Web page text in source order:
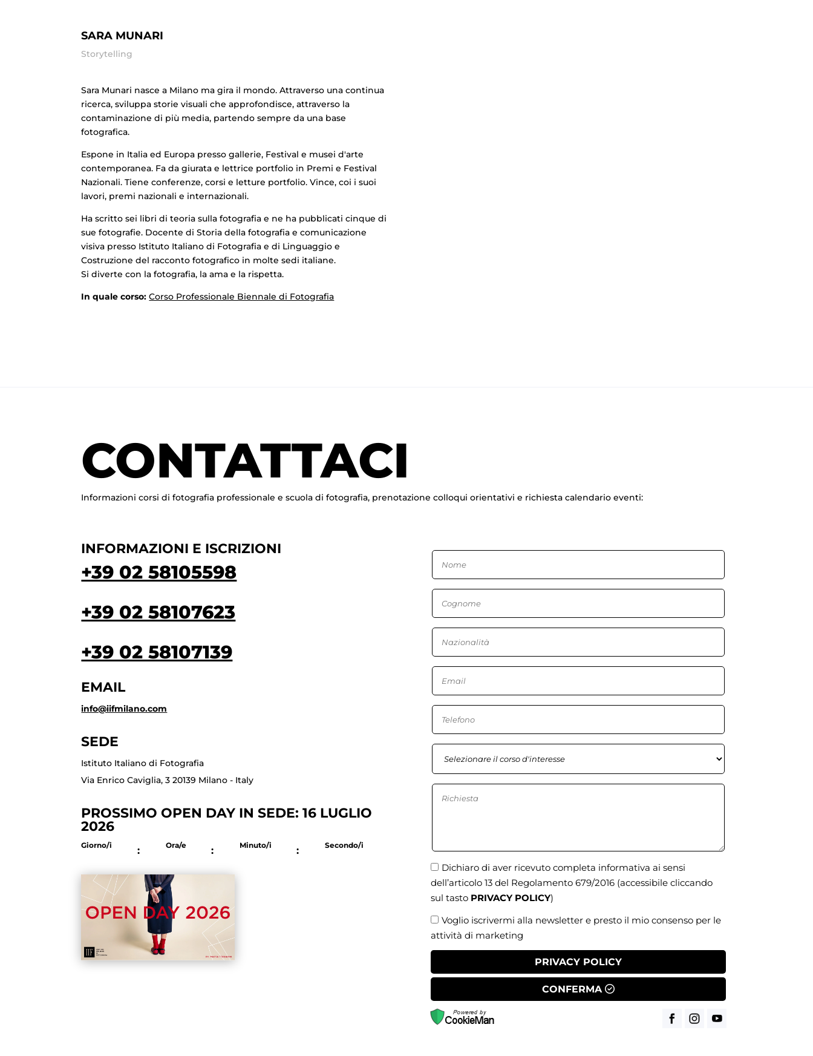
SARA MUNARI
Storytelling
Sara Munari nasce a Milano ma gira il mondo. Attraverso una continua
ricerca, sviluppa storie visuali che approfondisce, attraverso la
contaminazione di più media, partendo sempre da una base
fotografica.
Espone in Italia ed Europa presso gallerie, Festival e musei d'arte
contemporanea. Fa da giurata e lettrice portfolio in Premi e Festival
Nazionali. Tiene conferenze, corsi e letture portfolio. Vince, coi i suoi
lavori, premi nazionali e internazionali.
Ha scritto sei libri di teoria sulla fotografia e ne ha pubblicati cinque di
sue fotografie. Docente di Storia della fotografia e comunicazione
visiva presso Istituto Italiano di Fotografia e di Linguaggio e
Costruzione del racconto fotografico in molte sedi italiane.
Si diverte con la fotografia, la ama e la rispetta.
In quale corso:Corso Professionale Biennale di Fotografia
CONTATTACI
Informazioni corsi di fotografia professionale e scuola di fotografia, prenotazione colloqui orientativi e richiesta calendario eventi:
INFORMAZIONI E ISCRIZIONI
+39 02 58105598
+39 02 58107623
+39 02 58107139
EMAIL
info@iifmilano.com
SEDE
Istituto Italiano di Fotografia
Via Enrico Caviglia, 3 20139 Milano - Italy
PROSSIMO OPEN DAY IN SEDE: 16 LUGLIO
2026
Giorno/i : Ora/e : Minuto/i : Secondo/i
Dichiaro di aver ricevuto completa informativa ai sensi
dell’articolo 13 del Regolamento 679/2016 (accessibile cliccando
sul tasto PRIVACY POLICY)
Voglio iscrivermi alla newsletter e presto il mio consenso per le
attività di marketing
PRIVACY POLICY
CONFERMA